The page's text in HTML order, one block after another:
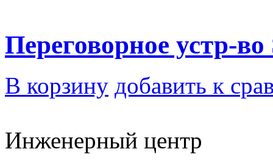
Переговорное устр-
В корзину добавить к
Инженерный центр